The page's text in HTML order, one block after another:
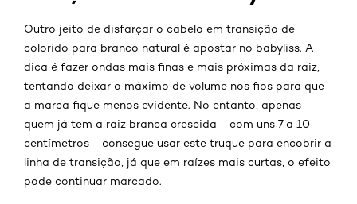
Outro jeito de disfarçar o cabelo em transição de
colorido para branco natural é apostar no babyliss. A
dica é fazer ondas mais finas e mais próximas da raiz,
tentando deixar o máximo de volume nos fios para que
a marca fique menos evidente. No entanto, apenas
quem já tem a raiz branca crescida - com uns 7 a 10
centímetros - consegue usar este truque para encobrir a
linha de transição, já que em raízes mais curtas, o efeito
pode continuar marcado.